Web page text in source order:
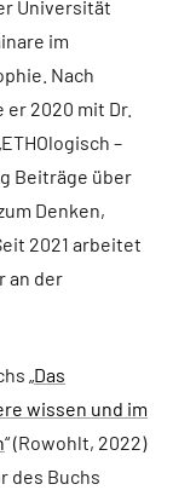
Universität
im
Nach
2020 mit Dr.
–
Beiträge über
Denken,
2021 arbeitet
an der
„Das
wissen und im
“ (Rowohlt, 2022)
des Buchs